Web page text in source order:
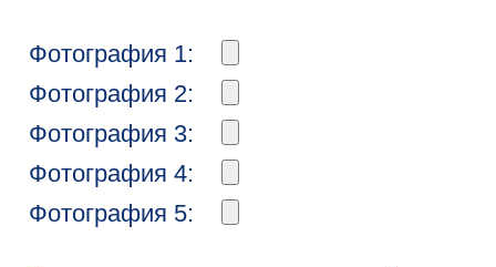
Фотография 1:
Фотография 2:
Фотография 3:
Фотография 4:
Фотография 5: